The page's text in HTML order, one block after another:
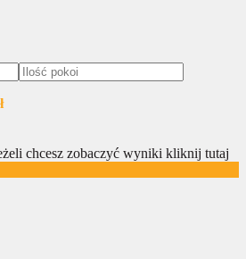
chcesz zobaczyć wyniki kliknij tutaj